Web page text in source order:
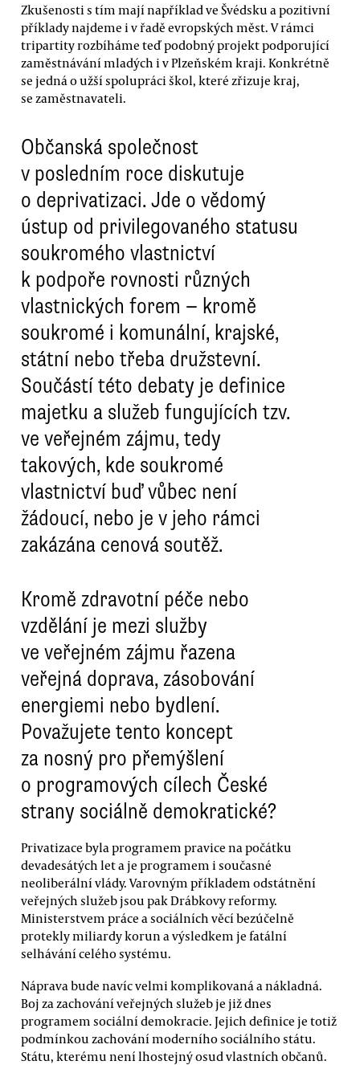
Zkušenosti s tím mají například ve Švédsku a pozitivní
příklady najdeme i v řadě evropských měst. V rámci
tripartity rozbíháme teď podobný projekt podporující
zaměstnávání mladých i v Plzeňském kraji. Konkrétně
se jedná o užší spolupráci škol, které zřizuje kraj,
se zaměstnavateli.
Občanská společnost
v posledním roce diskutuje
o deprivatizaci. Jde o vědomý
ústup od privilegovaného statusu
soukromého vlastnictví
k podpoře rovnosti různých
vlastnických forem — kromě
soukromé i komunální, krajské,
státní nebo třeba družstevní.
Součástí této debaty je definice
majetku a služeb fungujících tzv.
ve veřejném zájmu, tedy
takových, kde soukromé
vlastnictví buď vůbec není
žádoucí, nebo je v jeho rámci
zakázána cenová soutěž.
Kromě zdravotní péče nebo
vzdělání je mezi služby
ve veřejném zájmu řazena
veřejná doprava, zásobování
energiemi nebo bydlení.
Považujete tento koncept
za nosný pro přemýšlení
o programových cílech České
strany sociálně demokratické?
Privatizace byla programem pravice na počátku
devadesátých let a je programem i současné
neoliberální vlády. Varovným příkladem odstátnění
veřejných služeb jsou pak Drábkovy reformy.
Ministerstvem práce a sociálních věcí bezúčelně
protekly miliardy korun a výsledkem je fatální
selhávání celého systému.
Náprava bude navíc velmi komplikovaná a nákladná.
Boj za zachování veřejných služeb je již dnes
programem sociální demokracie. Jejich definice je totiž
podmínkou zachování moderního sociálního státu.
Státu, kterému není lhostejný osud vlastních občanů.